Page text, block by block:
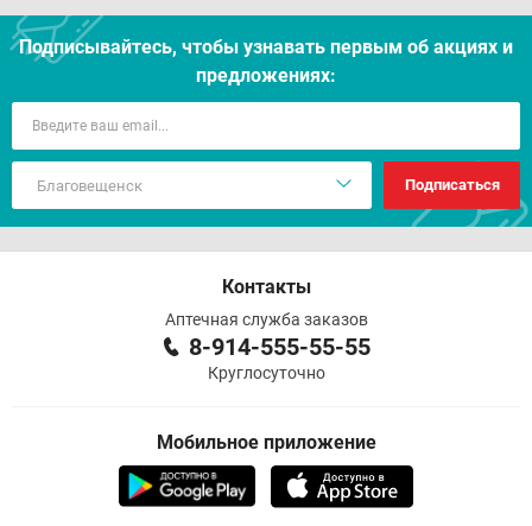
Подписывайтесь, чтобы узнавать первым об акцияx и
предложениях:
Подписаться
Контакты
Аптечная служба заказов
8-914-555-55-55
Круглосуточно
Мобильное приложение